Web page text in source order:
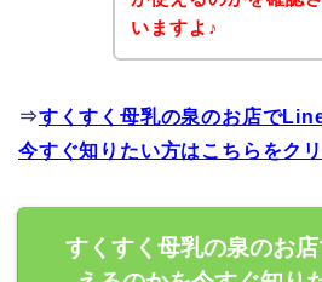
いますよ♪
⇒すくすく母乳の泉のお店で
今すぐ知りたい方はこちらをク
すくすく母乳の泉のお